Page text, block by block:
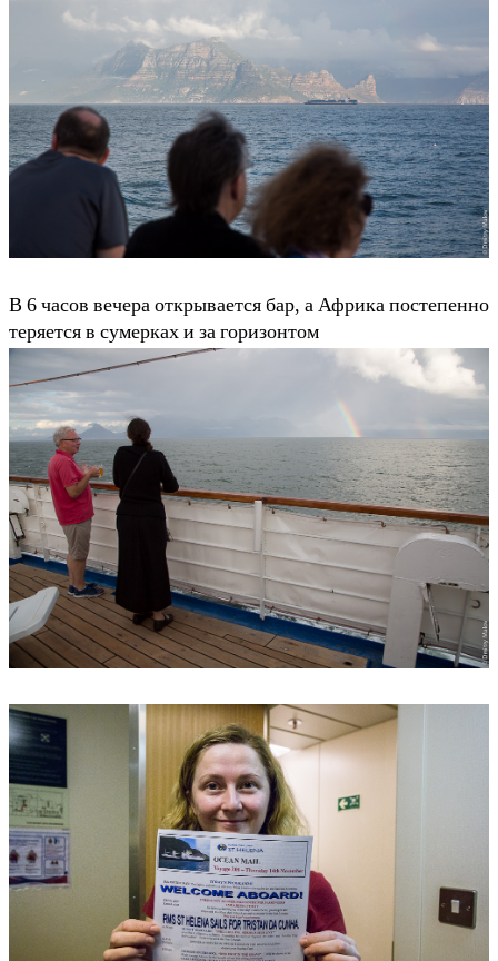
В 6 часов вечера открывается бар, а Африка постепенно
теряется в сумерках и за горизонтом